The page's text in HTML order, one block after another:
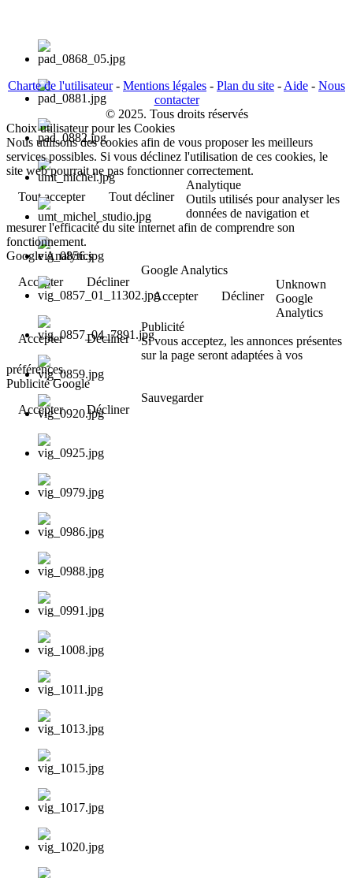
Charte de l'utilisateur- Mentions légales - Plan du site - Aide - Nous
contacter
© 2025. Tous droits réservés
Choix utilisateur pour les Cookies
Nous utilisons des cookies afin de vous proposer les meilleurs
services possibles. Si vous déclinez l'utilisation de ces cookies, le
site web pourrait ne pas fonctionner correctement.
Tout accepter
Tout décliner
Analytique
Outils utilisés pour analyser les
données de navigation et
mesurer l'efficacité du site internet afin de comprendre son
fonctionnement.
Google Analytics
Accepter
Décliner
Google Analytics
Accepter
Décliner
Unknown
Google
Analytics
Accepter
Décliner
Publicité
Si vous acceptez, les annonces présentes
sur la page seront adaptées à vos
préférences.
Publicité Google
Accepter
Décliner
Sauvegarder